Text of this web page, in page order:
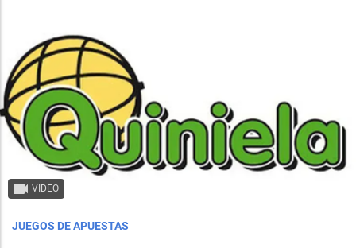
VIDEO
JUEGOS DE APUESTAS